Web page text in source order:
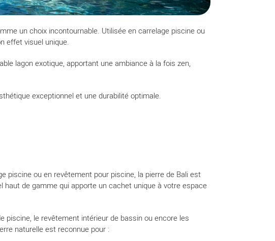
un choix incontournable. Utilisée en carrelage piscine ou
effet visuel unique.
lagon exotique, apportant une ambiance à la fois zen,
exceptionnel et une durabilité optimale.
piscine ou en revêtement pour piscine, la pierre de Bali est
haut de gamme qui apporte un cachet unique à votre espace
piscine, le revêtement intérieur de bassin ou encore les
naturelle est reconnue pour :